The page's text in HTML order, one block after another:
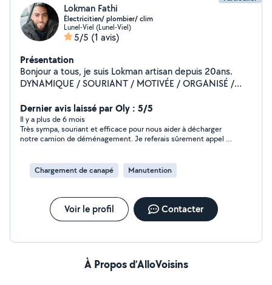
Lokman Fathi
Électricitien/ plombier/ clim
Lunel-Viel (Lunel-Viel)
5/5 (1 avis)
Présentation
Bonjour a tous, je suis Lokman artisan depuis 20ans.
DYNAMIQUE / SOURIANT / MOTIVÉE / ORGANISÉ /
Montpellier, Nîmes et les village au alentours sur un
raillons de 25 kilomètre . N'hésitez pas a me contacter
pour toute demande dans le domaine de la plomberie,
électricité, bricolage et autres. Je serai ravi de vous
Dernier avis laissé par Oly : 5/5
Il y a plus de 6 mois
Très sympa, souriant et efficace pour nous aider à décharger
notre camion de déménagement. Je referais sûrement appel à
Chargement de canapé Manutention
Voir le profil Contacter
À Propos d’AlloVoisins